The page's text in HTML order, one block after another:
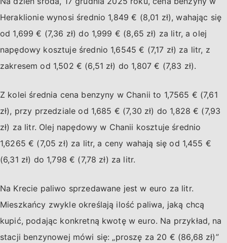
Heraklionie wynosi średnio 1,849 € (8,01 zł), wahając się
od 1,699 € (7,36 zł) do 1,999 € (8,65 zł) za litr, a olej
napędowy kosztuje średnio 1,6545 € (7,17 zł) za litr, z
zakresem od 1,502 € (6,51 zł) do 1,807 € (7,83 zł).
Z kolei średnia cena benzyny w Chanii to 1,7565 € (7,61
zł), przy przedziale od 1,685 € (7,30 zł) do 1,828 € (7,93
zł) za litr. Olej napędowy w Chanii kosztuje średnio
1,6265 € (7,05 zł) za litr, a ceny wahają się od 1,455 €
(6,31 zł) do 1,798 € (7,78 zł) za litr.
Na Krecie paliwo sprzedawane jest w euro za litr.
Mieszkańcy zwykle określają ilość paliwa, jaką chcą
kupić, podając konkretną kwotę w euro. Na przykład, na
stacji benzynowej mówi się: „proszę za 20 € (86,68 zł)”